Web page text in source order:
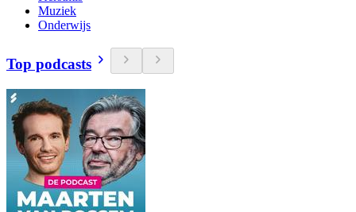
Muziek
Onderwijs
Top podcasts